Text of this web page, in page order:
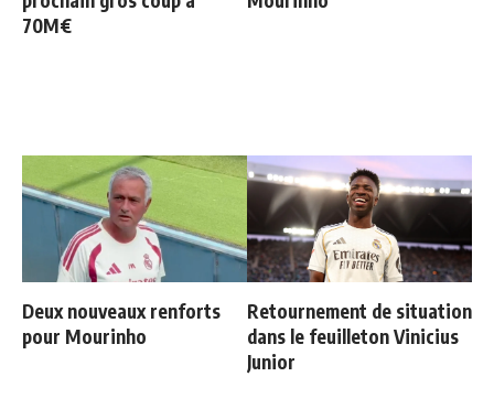
70M€
Deux nouveaux renforts
pour Mourinho
Retournement de situation
dans le feuilleton Vinicius
Junior